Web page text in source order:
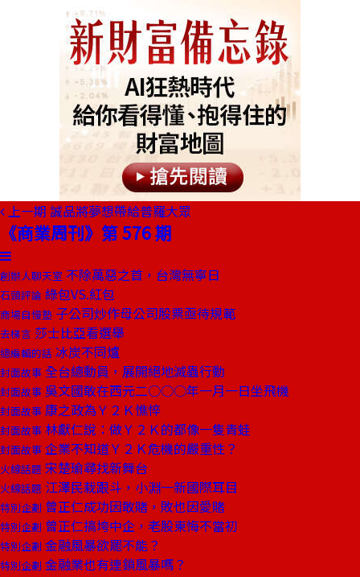
上一期 誠品將夢想帶給普羅大眾
《商業周刊》第 576 期
創辦人聊天室 不除萬惡之首，台灣無寧日
石頭評論 綠包VS.紅包
商場自慢塾 子公司炒作母公司股票亟待規範
去梯言 莎士比亞看選舉
總編輯的話 冰炭不同爐
封面故事 全台總動員，展開絕地滅蟲行動
封面故事 吳文國敢在西元二○○○年一月一日坐飛機
封面故事 康之政為Ｙ２Ｋ憔悴
封面故事 林獻仁說：做Ｙ２Ｋ的都像一隻青蛙
封面故事 企業不知道Ｙ２Ｋ危機的嚴重性？
火線話題 宋楚瑜尋找新舞台
火線話題 江澤民栽跟斗，小淵一新國際耳目
特別企劃 曾正仁成功因敢賭，敗也因愛賭
特別企劃 曾正仁搞垮中企，老股東悔不當初
特別企劃 金融風暴欲罷不能？
特別企劃 金融業也有連鎖風暴嗎？